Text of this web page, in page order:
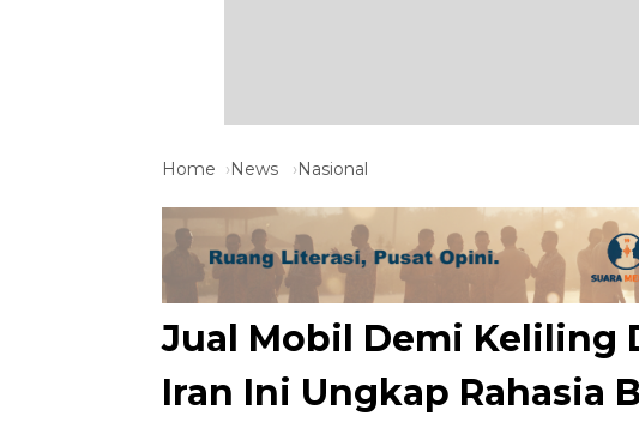
Home News Nasional
Jual Mobil Demi Keliling
Iran Ini Ungkap Rahasia